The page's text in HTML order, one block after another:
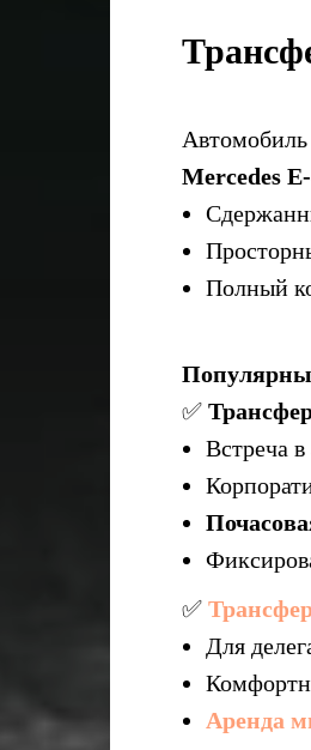
Автомобиль
Mercedes
Полный
✅
Встреча
✅
Для
Аренда